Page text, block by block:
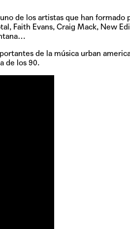
de los artistas que han formado
Faith Evans, Craig Mack, New
de la música urban
de los 90.